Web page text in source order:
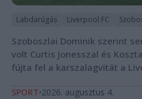
Labdarúgás Liverpool FC
Szoboszlai Dominik szerint
volt Curtis Jonesszal és
fújta fel a karszalagvitát a
SPORT 2026. augusztus 4.